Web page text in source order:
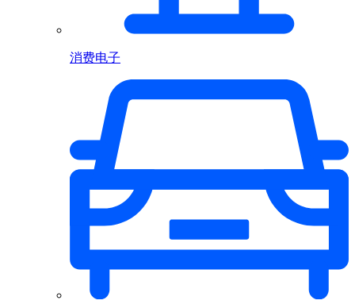
消费电子